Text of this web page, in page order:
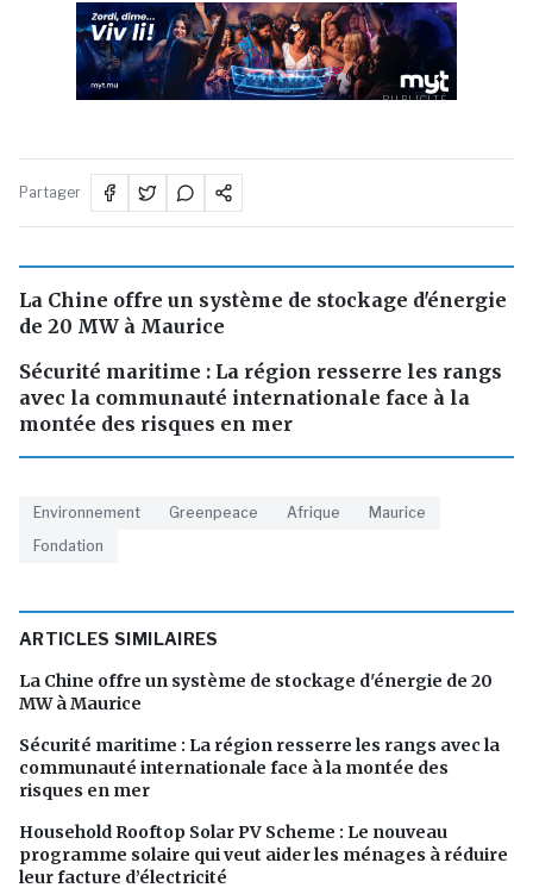
PUBLICITÉ
Partager
La Chine offre un système de stockage d'énergie
de 20 MW à Maurice
Sécurité maritime : La région resserre les rangs
avec la communauté internationale face à la
montée des risques en mer
Environnement Greenpeace Afrique
Maurice
Fondation
ARTICLES SIMILAIRES
La Chine offre un système de stockage d'énergie de 20
MW à Maurice
Sécurité maritime : La région resserre les rangs avec la
communauté internationale face à la montée des
risques en mer
Household Rooftop Solar PV Scheme : Le nouveau
programme solaire qui veut aider les ménages à réduire
leur facture d’électricité